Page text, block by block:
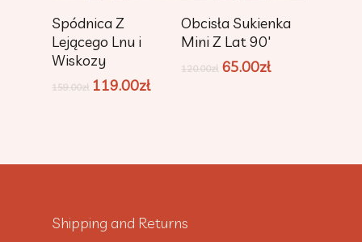
Add To Cart
Spódnica Z
Lejącego Lnu i
Wiskozy
159.00zł 119.00zł
Add To Cart
Obcisła Sukienka
Mini Z Lat 90′
120.00zł 65.00zł
Shipping and Returns